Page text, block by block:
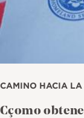
CAMINO HACIA
Cçomo